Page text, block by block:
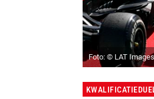
Foto: © LAT Images